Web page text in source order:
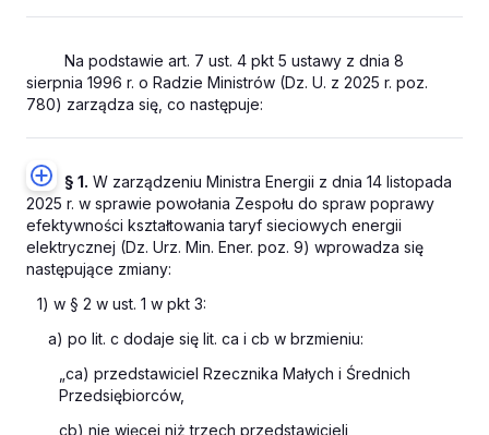
Na podstawie art. 7 ust. 4 pkt 5 ustawy z dnia 8
sierpnia 1996 r. o Radzie Ministrów (Dz. U. z 2025 r. poz.
780) zarządza się, co następuje:
§ 1. W zarządzeniu Ministra Energii z dnia 14 listopada
2025 r. w sprawie powołania Zespołu do spraw poprawy
efektywności kształtowania taryf sieciowych energii
elektrycznej (Dz. Urz. Min. Ener. poz. 9) wprowadza się
następujące zmiany:
1) w § 2 w ust. 1 w pkt 3:
a) po lit. c dodaje się lit. ca i cb w brzmieniu:
„ca) przedstawiciel Rzecznika Małych i Średnich
Przedsiębiorców,
cb) nie więcej niż trzech przedstawicieli